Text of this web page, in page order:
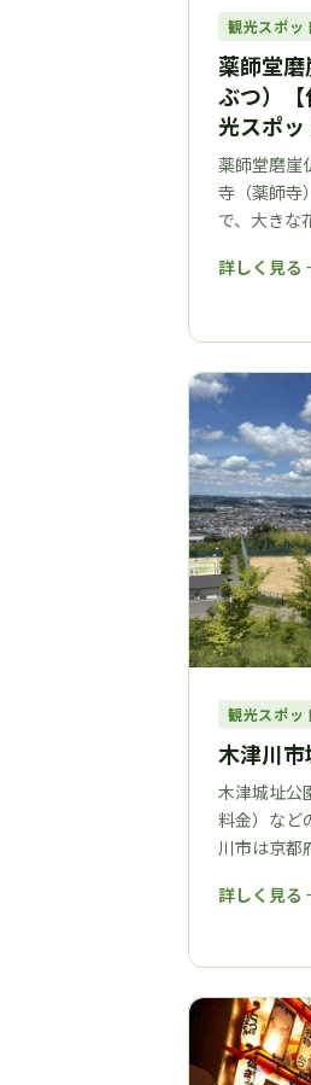
観光スポッ
薬師堂
ぶつ）
光スポッ
薬師堂磨崖
寺（薬師寺
で、大き
詳しく見
観光スポッ
木津川市
木津城址公
料金）など
川市は京
詳しく見